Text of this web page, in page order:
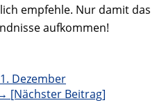
empfehle. Nur damit das
aufkommen!
1. Dezember
[Nächster Beitrag]